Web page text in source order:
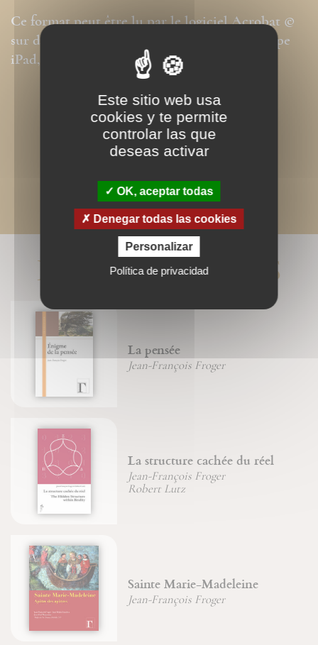
Ce format peut être lu par le logiciel Acrobat ©
sur des ordinateurs ou tablettes tactiles de type
iPad, Archos, Asus ou autres.
LIVRES ASSOCIÉS
La pensée
Jean-François Froger
La structure cachée du réel
Jean-François Froger
Robert Lutz
Sainte Marie-Madeleine
Jean-François Froger
Este sitio web usa
cookies y te permite
controlar las que
deseas activar
OK, aceptar todas
Denegar todas las cookies
Personalizar
Política de privacidad